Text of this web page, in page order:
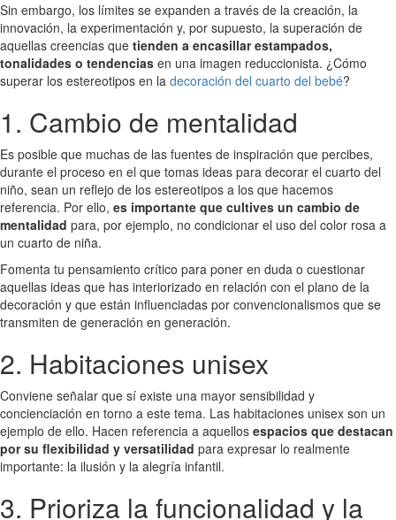
Sin embargo, los límites se expanden a través de la creación, la
innovación, la experimentación y, por supuesto, la superación de
aquellas creencias que tienden a encasillar estampados,
tonalidades o tendencias en una imagen reduccionista. ¿Cómo
superar los estereotipos en la decoración del cuarto del bebé?
1. Cambio de mentalidad
Es posible que muchas de las fuentes de inspiración que percibes,
durante el proceso en el que tomas ideas para decorar el cuarto del
niño, sean un reflejo de los estereotipos a los que hacemos
referencia. Por ello, es importante que cultives un cambio de
mentalidad para, por ejemplo, no condicionar el uso del color rosa a
un cuarto de niña.
Fomenta tu pensamiento crítico para poner en duda o cuestionar
aquellas ideas que has interiorizado en relación con el plano de la
decoración y que están influenciadas por convencionalismos que se
transmiten de generación en generación.
2. Habitaciones unisex
Conviene señalar que sí existe una mayor sensibilidad y
concienciación en torno a este tema. Las habitaciones unisex son un
ejemplo de ello. Hacen referencia a aquellos espacios que destacan
por su flexibilidad y versatilidad para expresar lo realmente
importante: la ilusión y la alegría infantil.
3. Prioriza la funcionalidad y la